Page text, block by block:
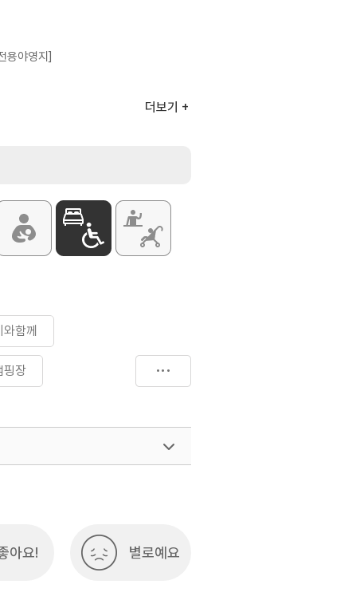
용야영지]
더보기
함께
핑장
아요! 별로예요